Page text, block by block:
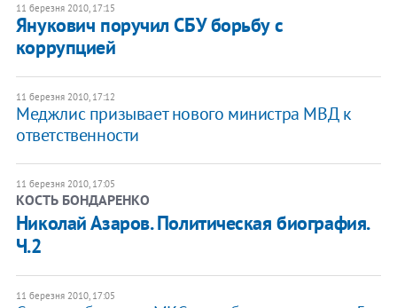
11 березня 2010, 17:15
Янукович поручил СБУ борьбу с
коррупцией
11 березня 2010, 17:12
Меджлис призывает нового министра МВД к
ответственности
11 березня 2010, 17:05
КОСТЬ БОНДАРЕНКО
Николай Азаров. Политическая биография.
Ч.2
11 березня 2010, 17:05